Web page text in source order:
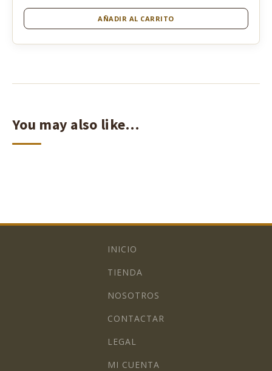
AÑADIR AL CARRITO
You may also like…
INICIO
TIENDA
NOSOTROS
CONTACTAR
LEGAL
MI CUENTA